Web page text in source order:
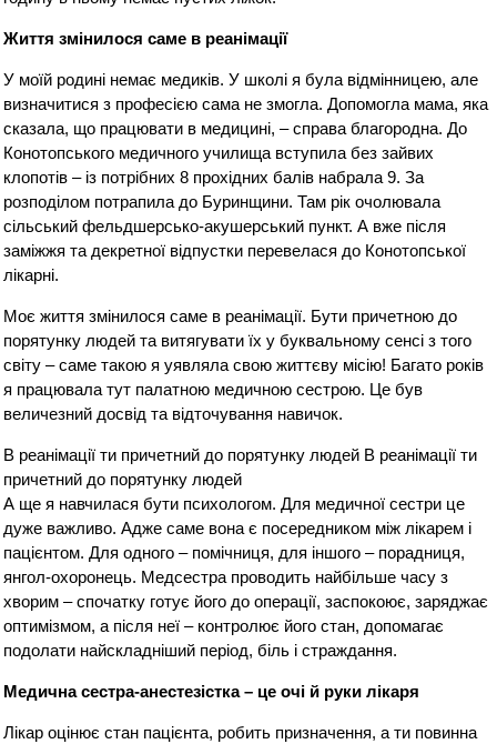
Життя змінилося саме в реанімації
У моїй родині немає медиків. У школі я була відмінницею, але
визначитися з професією сама не змогла. Допомогла мама, яка
сказала, що працювати в медицині, – справа благородна. До
Конотопського медичного училища вступила без зайвих
клопотів – із потрібних 8 прохідних балів набрала 9. За
розподілом потрапила до Буринщини. Там рік очолювала
сільський фельдшерсько-акушерський пункт. А вже після
заміжжя та декретної відпустки перевелася до Конотопської
лікарні.
Моє життя змінилося саме в реанімації. Бути причетною до
порятунку людей та витягувати їх у буквальному сенсі з того
світу – саме такою я уявляла свою життєву місію! Багато років
я працювала тут палатною медичною сестрою. Це був
величезний досвід та відточування навичок.
В реанімації ти причетний до порятунку людей В реанімації ти
причетний до порятунку людей
А ще я навчилася бути психологом. Для медичної сестри це
дуже важливо. Адже саме вона є посередником між лікарем і
пацієнтом. Для одного – помічниця, для іншого – порадниця,
янгол-охоронець. Медсестра проводить найбільше часу з
хворим – спочатку готує його до операції, заспокоює, заряджає
оптимізмом, а після неї – контролює його стан, допомагає
подолати найскладніший період, біль і страждання.
Медична сестра-анестезістка – це очі й руки лікаря
Лікар оцінює стан пацієнта, робить призначення, а ти повинна